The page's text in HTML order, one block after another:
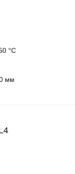
°С
мм